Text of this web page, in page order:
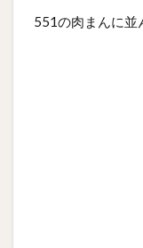
551の肉まんに並